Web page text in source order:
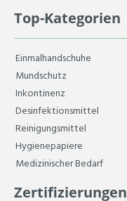
Top-Kategorien
Einmalhandschuhe
Mundschutz
Inkontinenz
Desinfektionsmittel
Reinigungsmittel
Hygienepapiere
Medizinischer Bedarf
Zertifizierungen